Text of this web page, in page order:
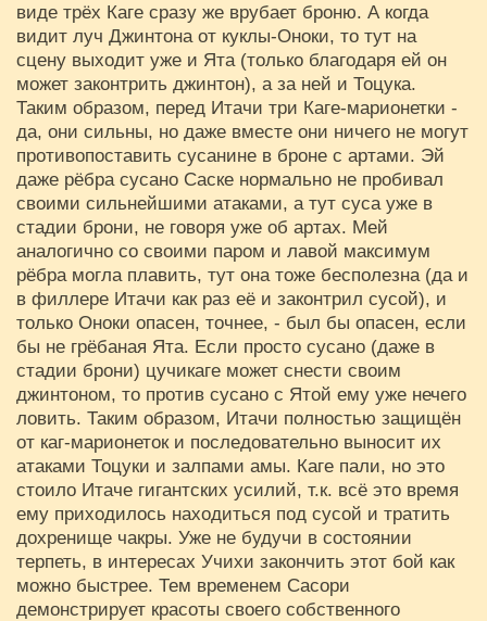
виде трёх Каге сразу же врубает броню. А когда
видит луч Джинтона от куклы-Оноки, то тут на
сцену выходит уже и Ята (только благодаря ей он
может законтрить джинтон), а за ней и Тоцука.
Таким образом, перед Итачи три Каге-марионетки -
да, они сильны, но даже вместе они ничего не могут
противопоставить сусанине в броне с артами. Эй
даже рёбра сусано Саске нормально не пробивал
своими сильнейшими атаками, а тут суса уже в
стадии брони, не говоря уже об артах. Мей
аналогично со своими паром и лавой максимум
рёбра могла плавить, тут она тоже бесполезна (да и
в филлере Итачи как раз её и законтрил сусой), и
только Оноки опасен, точнее, - был бы опасен, если
бы не грёбаная Ята. Если просто сусано (даже в
стадии брони) цучикаге может снести своим
джинтоном, то против сусано с Ятой ему уже нечего
ловить. Таким образом, Итачи полностью защищён
от каг-марионеток и последовательно выносит их
атаками Тоцуки и залпами амы. Каге пали, но это
стоило Итаче гигантских усилий, т.к. всё это время
ему приходилось находиться под сусой и тратить
дохренище чакры. Уже не будучи в состоянии
терпеть, в интересах Учихи закончить этот бой как
можно быстрее. Тем временем Сасори
демонстрирует красоты своего собственного